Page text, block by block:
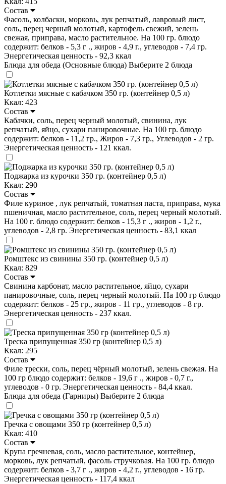
Состав
Фасоль, колбаски, морковь, лук репчатый, лавровый лист,
соль, перец черный молотый, картофель свежий, зелень
свежая, приправа, масло растительное. На 100 гр. блюдо
содержит: белков - 5,3 г ., жиров - 4,9 г., углеводов - 7,4 гр.
Энергетическая ценность - 92,3 ккал
Блюда для обеда (Основные блюда) Выберите 2 блюда
Котлетки мясные с кабачком 350 гр. (контейнер 0,5 л)
Ккал: 423
Состав
Кабачки, соль, перец черный молотый, свинина, лук
репчатый, яйцо, сухари панировочные. На 100 гр. блюдо
содержит: белков - 11,2 гр., Жиров - 7,3 гр., Углеводов - 2 гр.
Энергетическая ценность - 121 ккал.
Поджарка из курочки 350 гр. (контейнер 0,5 л)
Ккал: 290
Состав
Филе куриное , лук репчатый, томатная паста, приправа, мука
пшеничная, масло растительное, соль, перец черный молотый.
На 100 г. блюдо содержит: белков - 15,3 г ., жиров - 1,2 г.,
углеводов - 2,8 гр. Энергетическая ценность - 83,1 ккал
Ромштекс из свинины 350 гр. (контейнер 0,5 л)
Ккал: 829
Состав
Свинина карбонат, масло растительное, яйцо, сухари
панировочные, соль, перец черный молотый. На 100 гр блюдо
содержит: белков - 25 гр., жиров - 11 гр., углеводов - 8 гр.
Энергетическая ценность - 237 ккал.
Треска припущенная 350 гр (контейнер 0,5 л)
Ккал: 295
Состав
Филе трески, соль, перец чёрный молотый, зелень свежая. На
100 гр блюдо содержит: белков - 19,6 г ., жиров - 0,7 г.,
углеводов - 0 гр. Энергетическая ценность - 84,4 ккал.
Блюда для обеда (Гарниры) Выберите 2 блюда
Гречка с овощами 350 гр (контейнер 0,5 л)
Ккал: 410
Состав
Крупа гречневая, соль, масло растительное, контейнер,
морковь, лук репчатый, фасоль стручковая. На 100 гр. блюдо
содержит: белков - 3,7 г ., жиров - 4,2 г., углеводов - 16 гр.
Энергетическая ценность - 117,4 ккал